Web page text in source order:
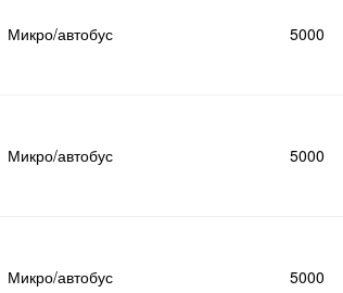
Микро/автобус 5000
Микро/автобус 5000
Микро/автобус 5000